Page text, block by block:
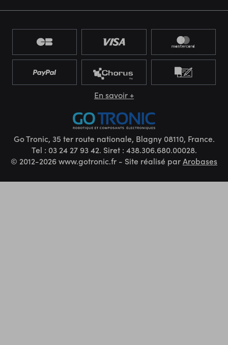
En savoir +
Go Tronic, 35 ter route nationale, Blagny 08110, France.
Tel : 03 24 27 93 42. Siret : 438.306.680.00028.
© 2012-2026 www.gotronic.fr - Site réalisé parArobases